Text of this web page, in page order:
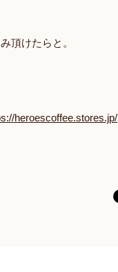
頂けたらと。
heroescoffee.stores.jp/